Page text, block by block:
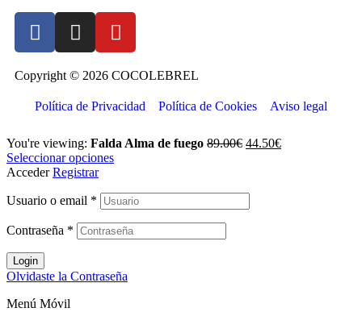
Copyright © 2026 COCOLEBREL
Política de Privacidad Política de Cookies Aviso legal
You're viewing: Falda Alma de fuego 89.00€ 44.50€
Seleccionar opciones
Acceder Registrar
Usuario o email *
Contraseña *
Login
Olvidaste la Contraseña
Menú Móvil